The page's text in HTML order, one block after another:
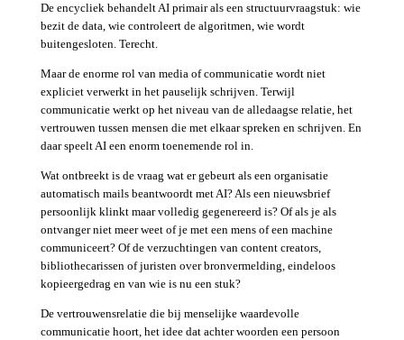
De encycliek behandelt AI primair als een structuurvraagstuk: wie
bezit de data, wie controleert de algoritmen, wie wordt
buitengesloten. Terecht.
Maar de enorme rol van media of communicatie wordt niet
expliciet verwerkt in het pauselijk schrijven. Terwijl
communicatie werkt op het niveau van de alledaagse relatie, het
vertrouwen tussen mensen die met elkaar spreken en schrijven. En
daar speelt AI een enorm toenemende rol in.
Wat ontbreekt is de vraag wat er gebeurt als een organisatie
automatisch mails beantwoordt met AI? Als een nieuwsbrief
persoonlijk klinkt maar volledig gegenereerd is? Of als je als
ontvanger niet meer weet of je met een mens of een machine
communiceert? Of de verzuchtingen van content creators,
bibliothecarissen of juristen over bronvermelding, eindeloos
kopieergedrag en van wie is nu een stuk?
De vertrouwensrelatie die bij menselijke waardevolle
communicatie hoort, het idee dat achter woorden een persoon